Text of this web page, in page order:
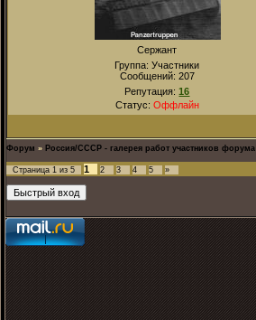
Сержант
Группа: Участники
Сообщений: 207
Репутация:16
Статус: Оффлайн
Форум » Россия/СССР - галерея работ участников форума
Страница 1 из 5 1 2 3 4 5 »